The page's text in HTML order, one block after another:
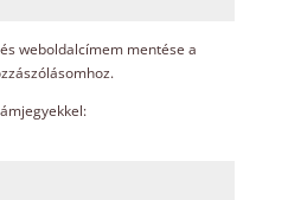
weboldalcímem mentése a